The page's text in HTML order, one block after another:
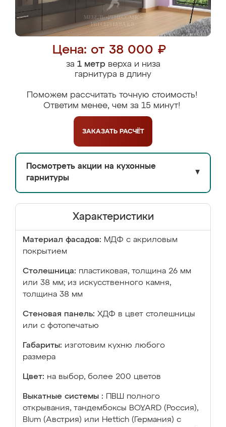
Цена: от 38 000 ₽
за 1 метрверха и низа
гарнитура в длину
Поможем рассчитать точную стоимость!
Ответим менее, чем за 15 минут!
ЗАКАЗАТЬ РАСЧЁТ
Посмотреть акции на кухонные
гарнитуры
▼
Характеристики
Материал фасадов: МДФ с акриловым
покрытием
Столешница: пластиковая, толщина 26 мм
или 38 мм; из искусственного камня,
толщина 38 мм
Стеновая панель: ХДФ в цвет столешницы
или с фотопечатью
Габариты: изготовим кухню любого
размера
Цвет: на выбор, более 200 цветов
Выкатные системы :
ПВШ полного
открывания, тандембоксы BOYARD (Россия),
Blum (Австрия) или Hettich (Германия) с